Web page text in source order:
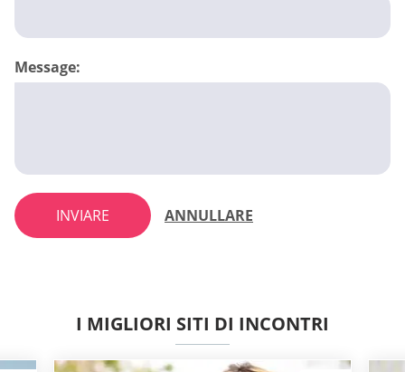
Message:
INVIARE ANNULLARE
I MIGLIORI SITI DI INCONTRI